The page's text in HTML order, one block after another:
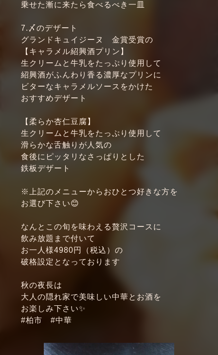
乗せた漸に来たら食べるべき一皿
7.〆のデザート
グランドキュイジーヌ 金賞受賞の
【キャラメル紹興酒プリン】
生クリームと牛乳をたっぷり使用して
紹興酒がふんわり香る濃厚なプリンに
ビターなキャラメルソースをかけた
おすすめデザート
【柔らか杏仁豆腐】
生クリームと牛乳をたっぷり使用して
滑らかな舌触りが人気の
食後にピッタリなさっぱりとした
鉄板デザート
※上記のメニューからおひとつ好きな方を
お選び下さい😊
なんとこの旬を味わえる贅沢コースに
飲み放題まで付いて
お一人様4980円（税込）の
破格設定となっております
秋の夜長は
大人の隠れ家で美味しい中華とお酒を
お楽しみ下さい✨
#柏市 #中華